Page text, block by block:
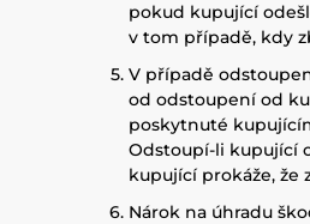
pokud kupující
v tom případě, kdy
V případě
od odstoupení od
poskytnuté
Odstoupí-li kupující
kupující prokáže, že
Nárok na úhradu